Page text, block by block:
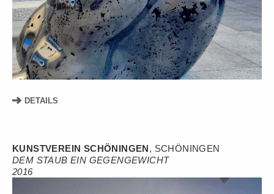
DETAILS
KUNSTVEREIN SCHÖNINGEN , SCHÖNINGEN
DEM STAUB EIN GEGENGEWICHT
2016